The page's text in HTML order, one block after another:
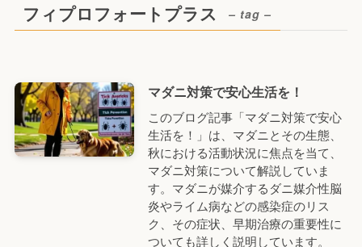
フィプロフォートプラス – tag –
マダニ対策で安心生活を！
このブログ記事「マダニ対策で安心
生活を！」は、マダニとその生態、
秋における活動状況に焦点を当て、
マダニ対策について解説していま
す。マダニが媒介するダニ媒介性脳
炎やライム病などの感染症のリス
ク、その症状、早期治療の重要性に
ついても詳しく説明しています。